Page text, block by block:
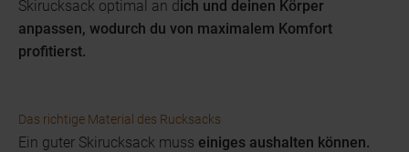
Skirucksack optimal an dich und deinen Körper
anpassen, wodurch du von maximalem Komfort
profitierst.
Das richtige Material des Rucksacks
Ein guter Skirucksack muss einiges aushalten können.